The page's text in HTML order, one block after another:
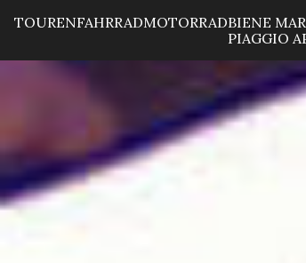
TOURENFAHRRADMOTORRADBIENE
PIAGGIO